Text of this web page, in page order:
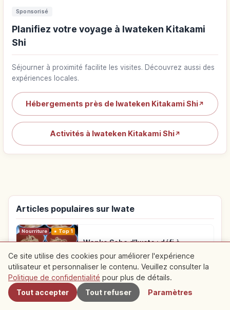
Sponsorisé
Planifiez votre voyage à Iwateken Kitakami
Shi
Séjourner à proximité facilite les visites. Découvrez aussi des
expériences locales.
Hébergements près de Iwateken Kitakami Shi↗
Activités à Iwateken Kitakami Shi↗
Articles populaires sur Iwate
Nourriture Top 1
Wanko Soba d’Iwate : défi à
volonté en petits bols (Morioka)
Voyage Top 2
Genbikei à Ichinoseki : gorges,
dango volant et balade
À proximité
Ce site utilise des cookies pour améliorer l'expérience
utilisateur et personnaliser le contenu. Veuillez consulter la
Politique de confidentialité pour plus de détails.
Tout accepter
Tout refuser Paramètres